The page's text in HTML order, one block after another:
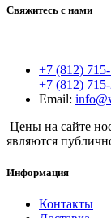
Свяжитесь с нами
+7 (812)
+7 (812)
Email:
Цены на сайте
являются
Информация
Контакты